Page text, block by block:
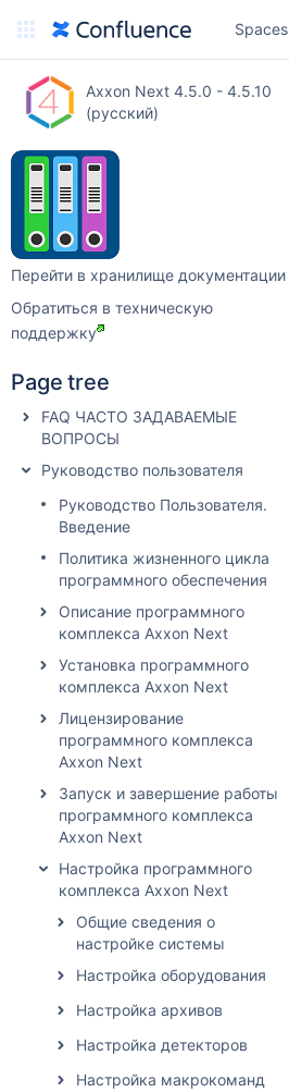
Spaces
Axxon Next 4.5.0 - 4.5.10
(русский)
Перейти в хранилище документации
Обратиться в техническую
поддержку
Page tree
FAQ ЧАСТО ЗАДАВАЕМЫЕ
ВОПРОСЫ
Руководство пользователя
Руководство Пользователя.
Введение
Политика жизненного цикла
программного обеспечения
Описание программного
комплекса Axxon Next
Установка программного
комплекса Axxon Next
Лицензирование
программного комплекса
Axxon Next
Запуск и завершение работы
программного комплекса
Axxon Next
Настройка программного
комплекса Axxon Next
Общие сведения о
настройке системы
Настройка оборудования
Настройка архивов
Настройка детекторов
Настройка макрокоманд